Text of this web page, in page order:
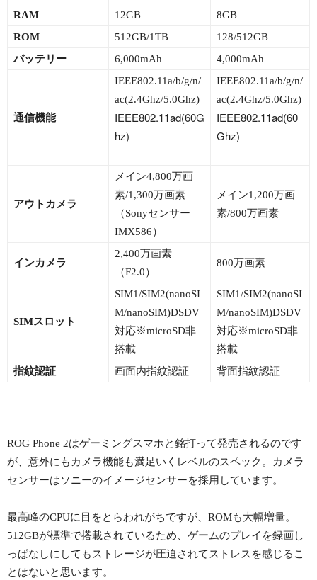
RAM 12GB
8GB
ROM
512GB/1TB
128/512GB
バッテリー
6,000mAh 4,000mAh
通信機能
IEEE802.11a/b/g/n/
ac(2.4Ghz/5.0Ghz)
IEEE802.11ad(60G
hz)
IEEE802.11a/b/g/n/
ac(2.4Ghz/5.0Ghz)
IEEE802.11ad(60
Ghz)
アウトカメラ
メイン4,800万画
素/1,300万画素
（Sonyセンサー
IMX586）
メイン1,200万画
素/800万画素
インカメラ
2,400万画素
（F2.0）
800万画素
SIMスロット
SIM1/SIM2(nanoSI
M/nanoSIM)DSDV
対応※microSD非
搭載
SIM1/SIM2(nanoSI
M/nanoSIM)DSDV
対応※microSD非
搭載
指紋認証
画面内指紋認証 背面指紋認証
ROG Phone 2はゲーミングスマホと銘打って発売されるのです
が、意外にもカメラ機能も満足いくレベルのスペック。カメラ
センサーはソニーのイメージセンサーを採用しています。
最高峰のCPUに目をとらわれがちですが、ROMも大幅増量。
512GBが標準で搭載されているため、ゲームのプレイを録画し
っぱなしにしてもストレージが圧迫されてストレスを感じるこ
とはないと思います。